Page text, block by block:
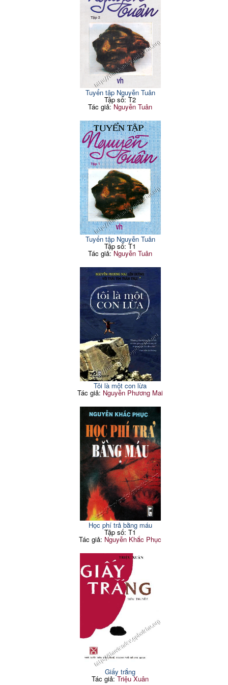
Tuyển tập Nguyễn Tuân
Tập số: T2
Tác giả:Nguyễn Tuân
Tuyển tập Nguyễn Tuân
Tập số: T1
Tác giả:Nguyễn Tuân
Tôi là một con lừa
Tác giả: Nguyễn Phương Mai
Học phí trả bằng máu
Tập số: T1
Tác giả: Nguyễn Khắc Phục
Giấy trắng
Tác giả:Triệu Xuân